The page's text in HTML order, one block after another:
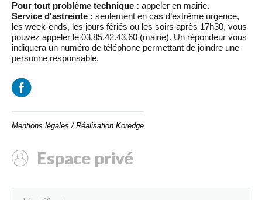
Pour tout problème technique : appeler en mairie.
Service d'astreinte : seulement en cas d’extrême urgence,
les week-ends, les jours fériés ou les soirs après 17h30, vous
pouvez appeler le 03.85.42.43.60 (mairie). Un répondeur vous
indiquera un numéro de téléphone permettant de joindre une
personne responsable.
Mentions légales / Réalisation Koredge
Espace privé